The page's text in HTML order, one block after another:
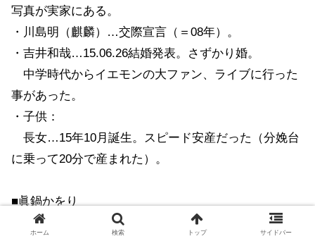
写真が実家にある。
・川島明（麒麟）…交際宣言（＝08年）。
・吉井和哉…15.06.26結婚発表。さずかり婚。
中学時代からイエモンの大ファン、ライブに行った
事があった。
・子供：
長女…15年10月誕生。スピード安産だった（分娩台
に乗って20分で産まれた）。
■眞鍋かをり
ホーム 検索 トップ サイドバー